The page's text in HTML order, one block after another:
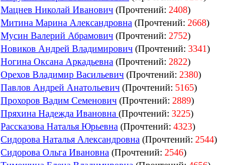
Мацнев Николай Иванович (Прочтений: 2408)
Митина Марина Александровна (Прочтений: 2668)
Мусин Валерий Абрамович (Прочтений: 2752)
Новиков Андрей Владимирович (Прочтений: 3341)
Ногина Оксана Аркадьевна (Прочтений: 2822)
Орехов Владимир Васильевич (Прочтений: 2380)
Павлов Андрей Анатольевич (Прочтений: 5165)
Прохоров Вадим Семенович (Прочтений: 2889)
Пряхина Надежда Ивановна (Прочтений: 3225)
Рассказова Наталья Юрьевна (Прочтений: 4323)
Сидорова Наталья Александровна (Прочтений: 2544)
Сидорова Ольга Ивановна (Прочтений: 2546)